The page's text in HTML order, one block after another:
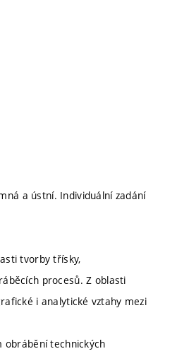
a ústní. Individuální zadání
tvorby třísky,
procesů. Z oblasti
i analytické vztahy mezi
obrábění technických